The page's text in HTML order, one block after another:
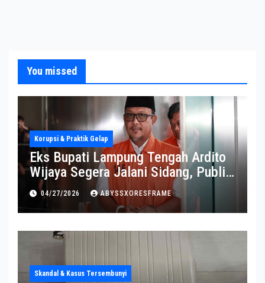
You missed
Korupsi & Praktik Gelap
Eks Bupati Lampung Tengah Ardito
Wijaya Segera Jalani Sidang, Publik
Soroti Perkembangannya
04/27/2026 ABYSSXORESFRAME
Skandal & Kasus Tersembunyi